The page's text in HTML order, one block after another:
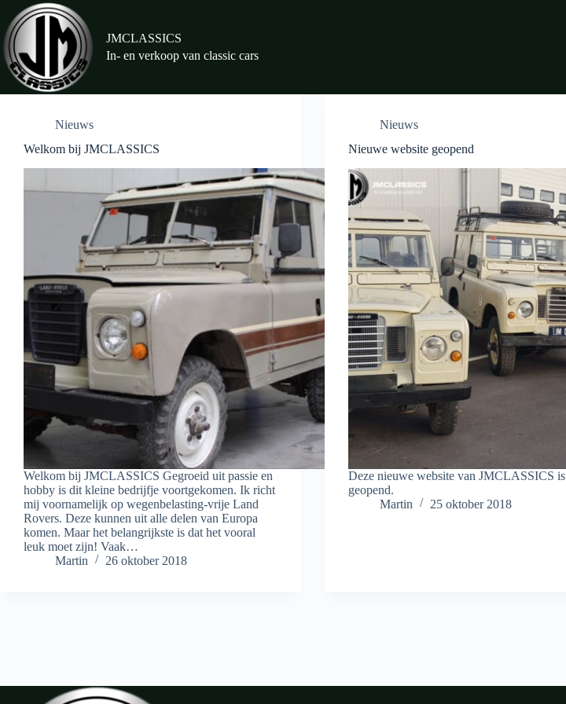
naar
de
inhoud
JMCLASSICS
In- en verkoop van classic cars
Nieuws
Welkom bij JMCLASSICS
Welkom bij JMCLASSICS Gegroeid uit passie en
hobby is dit kleine bedrijfje voortgekomen. Ik richt
mij voornamelijk op wegenbelasting-vrije Land
Rovers. Deze kunnen uit alle delen van Europa
komen. Maar het belangrijkste is dat het vooral
leuk moet zijn! Vaak…
Martin
26 oktober 2018
Nieuws
Nieuwe website geopend
Deze nieuwe website van JMCLASSICS is
geopend.
Martin
25 oktober 2018